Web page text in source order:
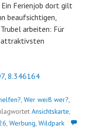
Ein Ferienjob dort gilt
beaufsichtigen,
arbeiten: Für
attraktivsten
8.346164
, Wer weiß wer?,
Ansichtskarte,
, Werbung, Wildpark